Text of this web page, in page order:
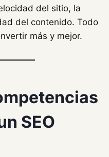
del sitio, la
del contenido. Todo
más y mejor.
SEO